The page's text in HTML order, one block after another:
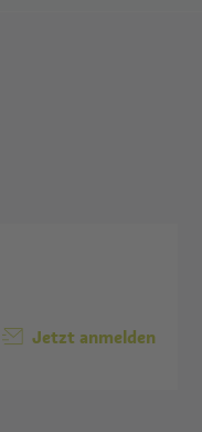
Jetzt anmelden